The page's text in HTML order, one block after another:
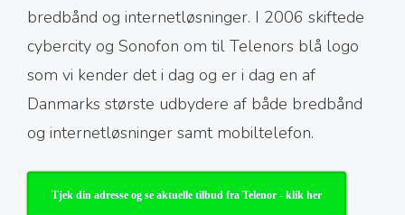
bredbånd og internetløsninger. I 2006 skiftede
cybercity og Sonofon om til Telenors blå logo
som vi kender det i dag og er i dag en af
Danmarks største udbydere af både bredbånd
og internetløsninger samt mobiltelefon.
Tjek din adresse og se aktuelle tilbud fra Telenor - klik her